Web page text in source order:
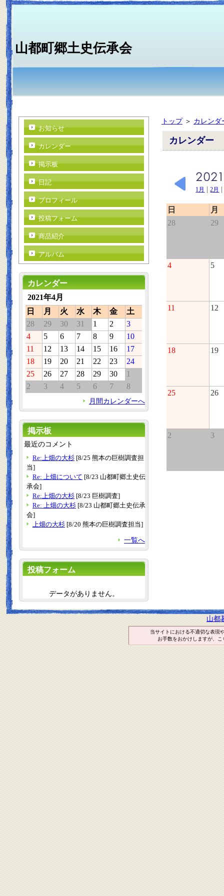
山都町郷土史伝承会
トップ＞ カレンダ
カレンダー
1月 |2月
日
月
28
29
4 5
11 12
18 19
25 26
2 3
お知らせ
カレンダー
掲示板
日記
プロフィール
投稿フォーム
商品紹介
アルバム
カレンダー
2021年4月
日
月 火 水 木 金
土
28
29 30 31 1 2
3
4
5 6 7 8 9
10
11
12 13 14 15 16
17
18
19 20 21 22 23
24
25
26 27 28 29 30
1
2
3 4 5 6 7 8
月間カレンダーへ
掲示板
最近のコメント
Re:上畑の大杉 [8/25 熊本の巨樹調査担
当]
Re: 上畑について [8/23 山都町郷土史伝
承会]
Re:上畑の大杉 [8/23 巨樹調査]
Re: 上畑の大杉 [8/23 山都町郷土史伝承
会]
上畑の大杉 [8/20 熊本の巨樹調査担当]
一覧へ
投稿フォーム
データがありません。
山都
当サイトにおける不適切な表現
お手数をおかけしますが、こ